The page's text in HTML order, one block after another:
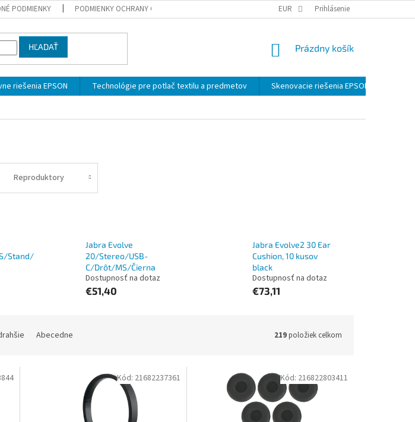
PODMIENKY PODMIENKY OCHRANY OSOBNÝCH ÚDAJOV EUR Prihlásenie
HĽADAŤ
NÁKUPNÝ
Prázdny košík
riešenia EPSON Technológie pre potlač textilu a predmetov Skenovacie riešenia EPSON
Reproduktory
Stand/
Jabra Evolve
20/Stereo/USB-
C/Drôt/MS/Čierna
Dostupnosť na dotaz
€51,40
Jabra Evolve2 30 Ear
Cushion, 10 kusov
black
Dostupnosť na dotaz
€73,11
Abecedne 219položiek celkom
Kód: 21682237361 Kód: 216822803411